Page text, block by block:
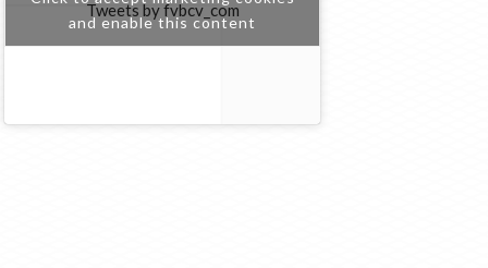
Tweets by fvbcv_com
and enable this content